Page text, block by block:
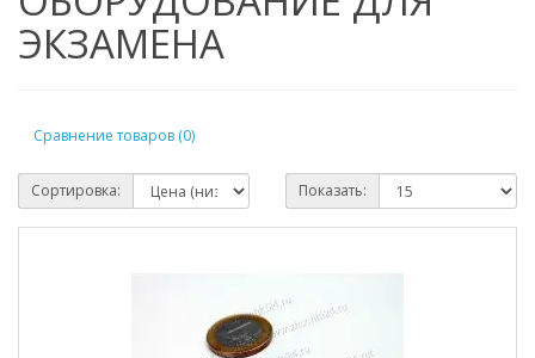
ЭКЗАМЕНА
Сравнение товаров (0)
Сортировка: Показать: